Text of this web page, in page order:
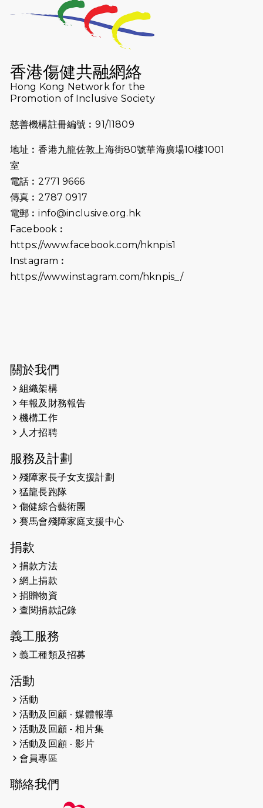
2026-07-23
猛龍長跑隊恆常練習 - 7月23日
（19:00開始）
猛龍長跑隊恆常練習 - 7月16日
2026-07-10
【猛龍戈壁118公里分享暨香港傷健共
融網絡15周年晚宴】
2026-07-09
猛龍長跑隊恆常練習 - 7月9日（19:00
2026-07-02
2026-06-25
（19:00開始）
2026-06-18
猛龍長跑隊恆常練習 - 6月18日
2026-06-11
猛龍長跑隊恆常練習 - 6月11日（19:00
2026-05-28
2026-05-22
2026-05-21
2026-05-14
（19:00開始）
2026-05-07
開始）
2026-04-30
2026-04-25
2026-04-24
2026-04-23
2026-04-19
2026-04-16
猛龍長跑隊恆常練習 - 4月16日
（19:00開始）
2026-04-12
2026-04-11
香港傷健共融網絡
Hong Kong Network for the
Promotion of Inclusive Society
慈善機構註冊編號︰91/11809
地址︰香港九龍佐敦上海街80號華海廣場10樓1001
室
電話︰2771 9666
傳真︰2787 0917
電郵︰info@inclusive.org.hk
Facebook︰
https://www.facebook.com/hknpis1
Instagram︰
https://www.instagram.com/hknpis_/
關於我們
組織架構
年報及財務報告
機構工作
人才招聘
服務及計劃
殘障家長子女支援計劃
猛龍長跑隊
傷健綜合藝術團
賽馬會殘障家庭支援中心
捐款
捐款方法
網上捐款
捐贈物資
查閱捐款記錄
義工服務
義工種類及招募
活動
活動
活動及回顧 - 媒體報導
活動及回顧 - 相片集
活動及回顧 - 影片
會員專區
聯絡我們